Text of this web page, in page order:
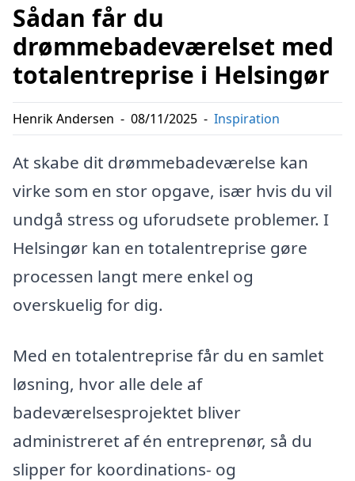
Sådan får du
drømmebadeværelset med
totalentreprise i Helsingør
Henrik Andersen - 08/11/2025 - Inspiration
At skabe dit drømmebadeværelse kan
virke som en stor opgave, især hvis du vil
undgå stress og uforudsete problemer. I
Helsingør kan en totalentreprise gøre
processen langt mere enkel og
overskuelig for dig.
Med en totalentreprise får du en samlet
løsning, hvor alle dele af
badeværelsesprojektet bliver
administreret af én entreprenør, så du
slipper for koordinations- og